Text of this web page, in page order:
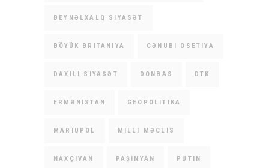
BEYNƏLXALQ SIYASƏT
BÖYÜK BRITANIYA CƏNUBI OSETIYA
DAXILI SIYASƏT DONBAS DTK
ERMƏNISTAN GEOPOLITIKA
MARIUPOL MILLI MƏCLIS
NAXÇIVAN PAŞINYAN PUTIN